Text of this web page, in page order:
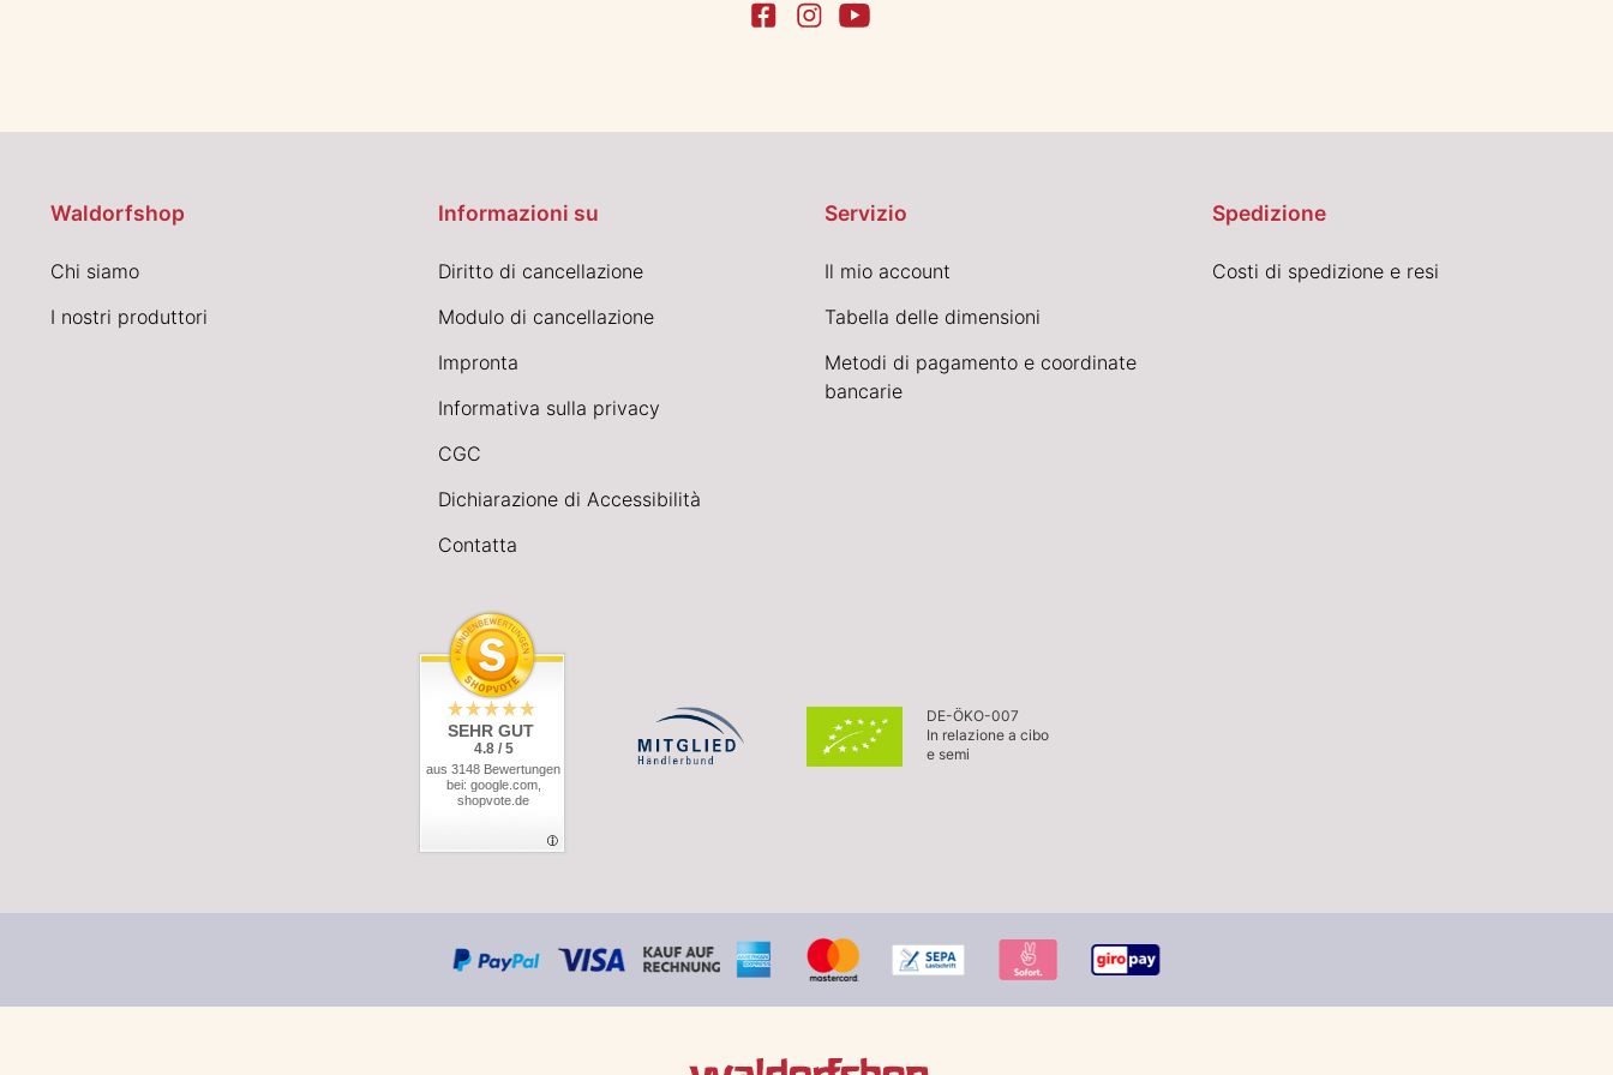
Waldorfshop
Chi siamo
I nostri produttori
Informazioni su
Diritto di cancellazione
Modulo di cancellazione
Impronta
Informativa sulla privacy
CGC
Dichiarazione di Accessibilità
Contatta
Servizio
Il mio account
Tabella delle dimensioni
Metodi di pagamento e coordinate
bancarie
Spedizione
Costi di spedizione e resi
SEHR GUT
4.8 / 5
aus 3148 Bewertungen
bei: google.com,
shopvote.de
DE-ÖKO-007
In relazione a cibo
e semi